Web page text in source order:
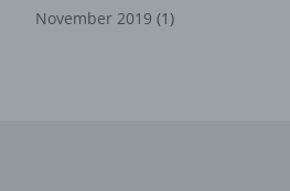
November 2019 (1)
Die Internetseite erfasst mit jedem